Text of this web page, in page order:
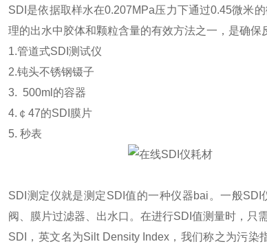
SDI是依据取样水在0.207MPa压力下通过0.45微米
理的出水中胶体和颗粒含量的有效方法之一，是确保
1.管道式SDI测试仪
2.钝头不锈钢镊子
3. 500ml的容器
4.￠47的SDI膜片
5. 秒表
SDI测定仪就是测定SDI值的一种仪器bai。一般
阀、膜片过滤器、出水口。在进行SDI值测量时，只
SDI，英文名为Silt Density Index，我们称之为污